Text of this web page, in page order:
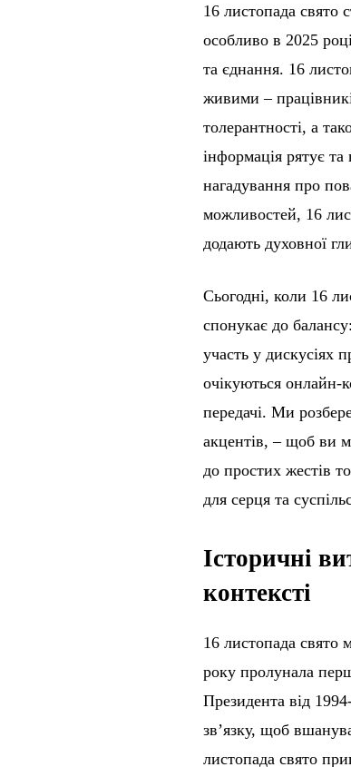
16 листопада свято
особливо в 2025
та єднання. 16
живими –
толерантності, а
інформація рятує
нагадування про
можливостей, 16
додають духовної
Сьогодні, коли 16
спонукає до
участь у дискусіях
очікуються онлайн-
передачі. Ми
акцентів, – щоб ви
до простих жестів
для серця та
Історичні
контексті
16 листопада свято
року пролунала
Президента від
зв’язку, щоб
листопада свято